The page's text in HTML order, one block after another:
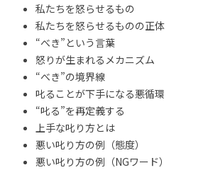
私たちを怒らせるもの
私たちを怒らせるものの正体
“べき”という言葉
怒りが生まれるメカニズム
“べき”の境界線
叱ることが下手になる悪循環
“叱る”を再定義する
上手な叱り方とは
悪い叱り方の例（態度）
悪い叱り方の例（NGワード）